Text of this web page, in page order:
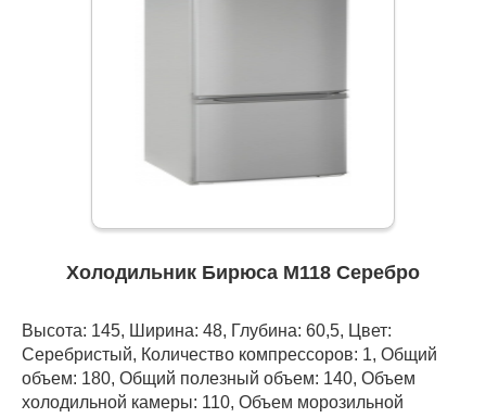
Холодильник Бирюса M118 Серебро
Высота: 145, Ширина: 48, Глубина: 60,5, Цвет:
Серебристый, Количество компрессоров: 1, Общий
объем: 180, Общий полезный объем: 140, Объем
холодильной камеры: 110, Объем морозильной